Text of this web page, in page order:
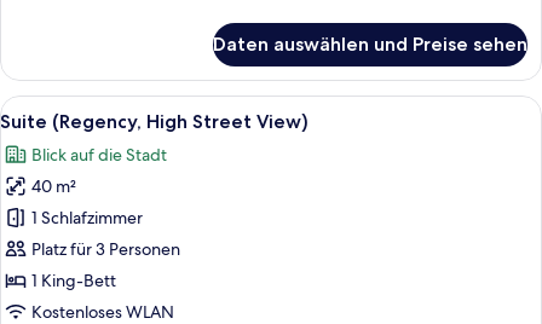
Suite
(Regency)
Daten auswählen und Preise sehen
Alle
Fotos
für
Suite
(Regency,
High
Street
View)
Ein Zimmer mit Fenster, Stuhl, Tisch
11
Suite (Regency, High Street View)
Blick auf die Stadt
40 m²
1 Schlafzimmer
Platz für 3 Personen
1 King-Bett
Kostenloses WLAN